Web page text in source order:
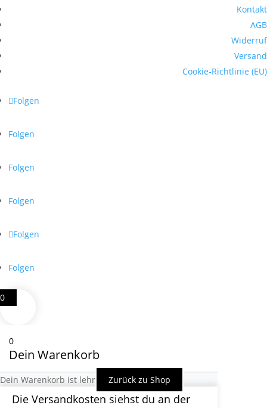
Kontakt
AGB
Widerruf
Versand
Cookie-Richtlinie (EU)
Folgen
Folgen
Folgen
Folgen
Folgen
Folgen
0
0
Dein Warenkorb
Dein Warenkorb ist lehr Zurück zu Shop
Die Versandkosten siehst du an der